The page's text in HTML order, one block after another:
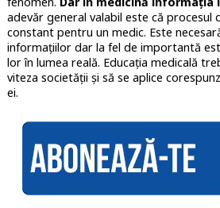
adevăr general valabil este că procesul
constant pentru un medic. Este
informațiilor dar la fel de importantă
lor în lumea reală. Educația medicală
viteza societății și să se aplice
ei.